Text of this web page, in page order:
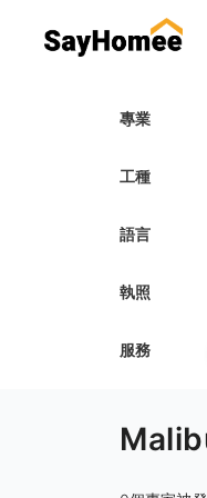
專業
工種
語言
執照
服務